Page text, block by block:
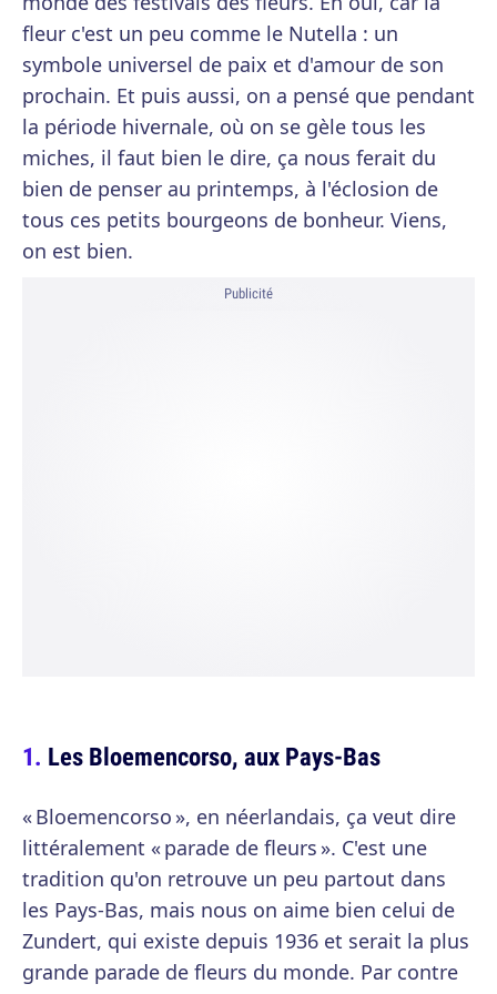
fleur c'est un peu comme le Nutella : un
symbole universel de paix et d'amour de son
prochain. Et puis aussi, on a pensé que pendant
la période hivernale, où on se gèle tous les
miches, il faut bien le dire, ça nous ferait du
bien de penser au printemps, à l'éclosion de
tous ces petits bourgeons de bonheur. Viens,
on est bien.
Publicité
Les Bloemencorso, aux Pays-Bas
« Bloemencorso », en néerlandais, ça veut dire
littéralement « parade de fleurs ». C'est une
tradition qu'on retrouve un peu partout dans
les Pays-Bas, mais nous on aime bien celui de
Zundert, qui existe depuis 1936 et serait la plus
grande parade de fleurs du monde. Par contre